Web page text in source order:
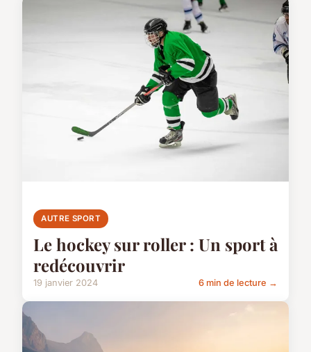
AUTRE SPORT
Le hockey sur roller : Un sport à
redécouvrir
19 janvier 2024 6 min de lecture →